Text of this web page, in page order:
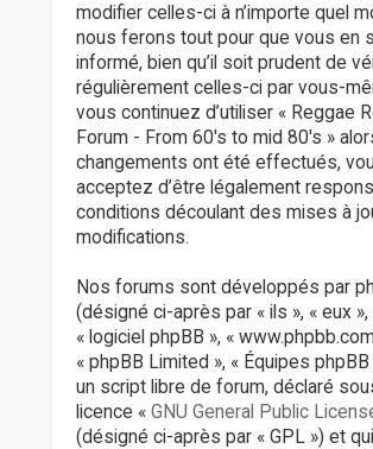
modifier celles-ci à n’importe quel
nous ferons tout pour que vous en
informé, bien qu’il soit prudent de
régulièrement celles-ci par vous-
vous continuez d’utiliser « Reggae
Forum - From 60's to mid 80's »
changements ont été effectués,
acceptez d’être légalement
conditions découlant des mises à
modifications.
Nos forums sont développés par
(désigné ci-après par « ils », « eux »,
« logiciel phpBB », «
« phpBB Limited », « Équipes
un script libre de forum, déclaré
licence « GNU General Public
(désigné ci-après par « GPL ») et